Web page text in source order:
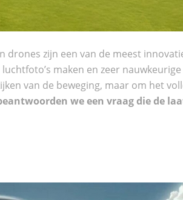
zijn een van de meest
maken en zeer
van de beweging, maar om het
we een vraag die de